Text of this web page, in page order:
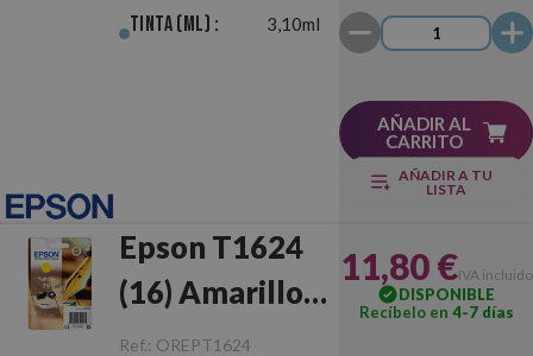
Tinta (ml) : 3,10ml
AÑADIR AL
CARRITO
AÑADIR A TU
LISTA
Epson T1624
(16) Amarillo
Original
Ref.: OREPT1624
11,80 €IVA incluido
DISPONIBLE
Recíbelo en 4-7 días